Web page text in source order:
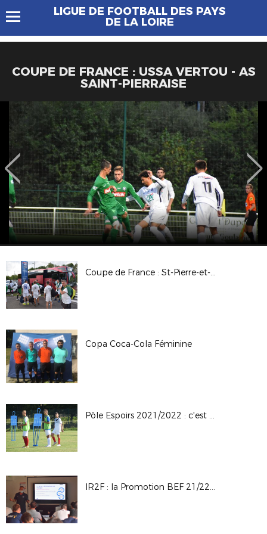
LIGUE DE FOOTBALL DES PAYS
DE LA LOIRE
COUPE DE FRANCE : USSA VERTOU - AS
SAINT-PIERRAISE
Coupe de France : St-Pierre-et-Miquelon en Pays de la Loire
Copa Coca-Cola Féminine
Pôle Espoirs 2021/2022 : c'est parti !
IR2F : la Promotion BEF 21/22 fait sa rentrée